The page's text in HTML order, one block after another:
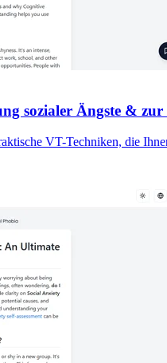
sozialer Ängste &
VT-Techniken, die